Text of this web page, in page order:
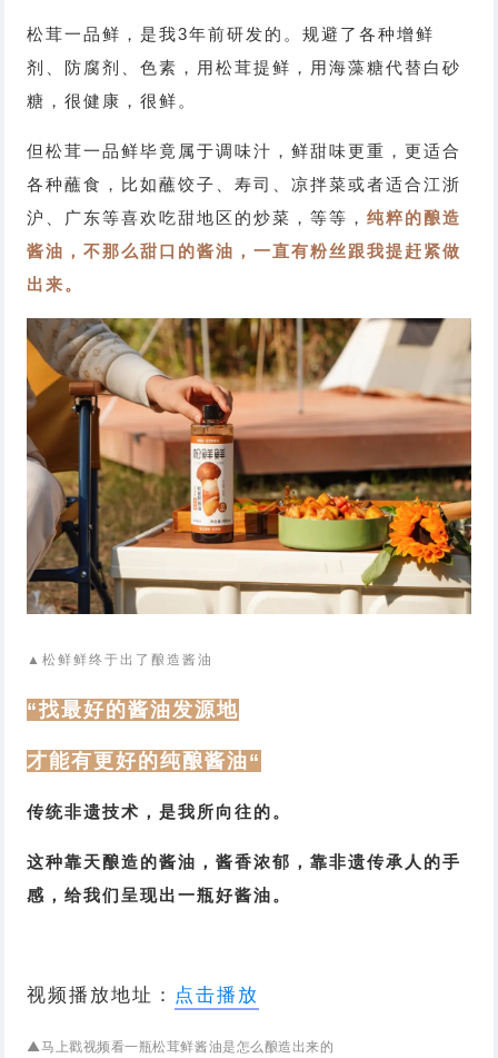
松茸一品鲜，是我3年前研发的。规避了各种增鲜
剂、防腐剂、色素，用松茸提鲜，用海藻糖代替白砂
糖，很健康，很鲜。
但松茸一品鲜毕竟属于调味汁，鲜甜味更重，更适合
各种蘸食，比如蘸饺子、寿司、凉拌菜或者适合江浙
沪、广东等喜欢吃甜地区的炒菜，等等，纯粹的酿造
酱油，不那么甜口的酱油，一直有粉丝跟我提赶紧做
出来。
▲松鲜鲜终于出了酿造酱油
“找最好的酱油发源地
才能有更好的纯酿酱油“
传统非遗技术，是我所向往的。
这种靠天酿造的酱油，酱香浓郁，靠非遗传承人的手
感，给我们呈现出一瓶好酱油。
视频播放地址： 点击播放
▲马上戳视频看一瓶松茸鲜酱油是怎么酿造出来的